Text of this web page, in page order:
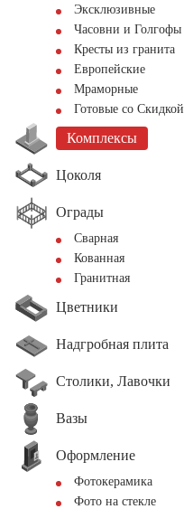
Эксклюзивные
Часовни и Голгофы
Кресты из гранита
Европейские
Мраморные
Готовые со Скидкой
Комплексы
Цоколя
Ограды
Сварная
Кованная
Гранитная
Цветники
Надгробная плита
Столики, Лавочки
Вазы
Оформление
Фотокерамика
Фото на стекле